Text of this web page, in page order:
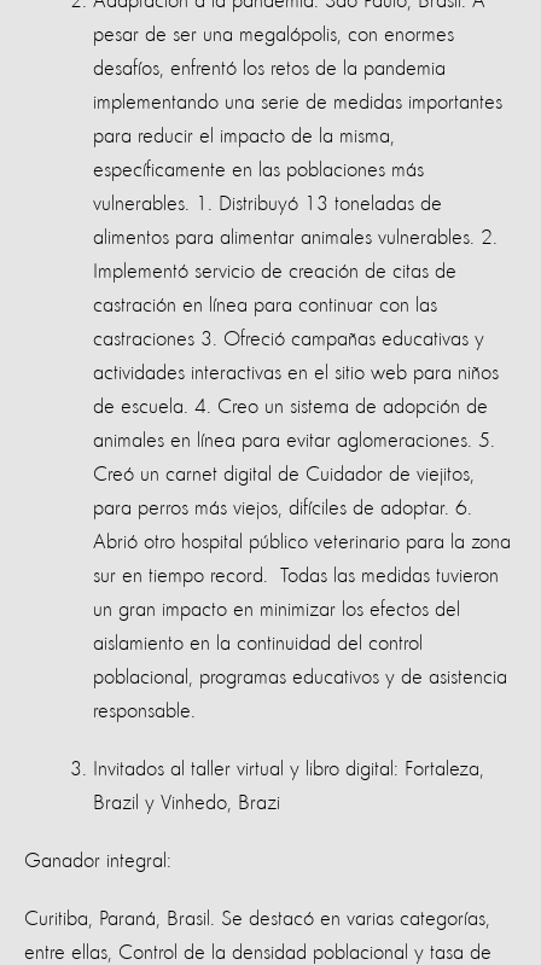
pesar de ser una megalópolis, con enormes
desafíos, enfrentó los retos de la pandemia
implementando una serie de medidas importantes
para reducir el impacto de la misma,
específicamente en las poblaciones más
vulnerables. 1. Distribuyó 13 toneladas de
alimentos para alimentar animales vulnerables. 2.
Implementó servicio de creación de citas de
castración en línea para continuar con las
castraciones 3. Ofreció campañas educativas y
actividades interactivas en el sitio web para niños
de escuela. 4. Creo un sistema de adopción de
animales en línea para evitar aglomeraciones. 5.
Creó un carnet digital de Cuidador de viejitos,
para perros más viejos, difíciles de adoptar. 6.
Abrió otro hospital público veterinario para la zona
sur en tiempo record. Todas las medidas tuvieron
un gran impacto en minimizar los efectos del
aislamiento en la continuidad del control
poblacional, programas educativos y de asistencia
responsable.
Invitados al taller virtual y libro digital: Fortaleza,
Brazil y Vinhedo, Brazi
Ganador integral:
Curitiba, Paraná, Brasil. Se destacó en varias categorías,
entre ellas, Control de la densidad poblacional y tasa de